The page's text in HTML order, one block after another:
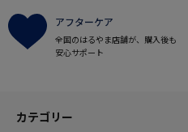
アフターケア
全国のはるやま店舗が、購入後も
安心サポート
カテゴリー